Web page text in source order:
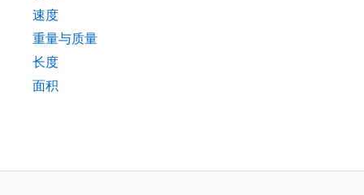
速度
重量与质量
长度
面积